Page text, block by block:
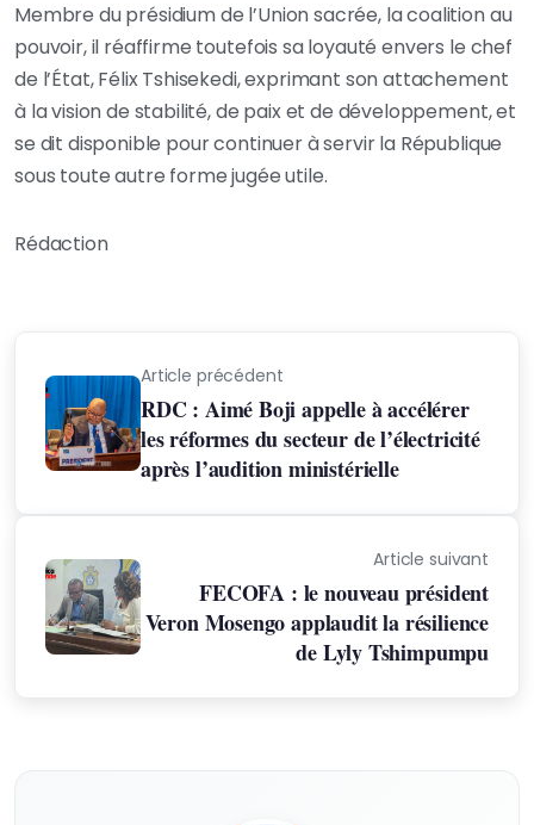
Membre du présidium de l’Union sacrée, la coalition au
pouvoir, il réaffirme toutefois sa loyauté envers le chef
de l’État, Félix Tshisekedi, exprimant son attachement
à la vision de stabilité, de paix et de développement, et
se dit disponible pour continuer à servir la République
sous toute autre forme jugée utile.
Rédaction
Article précédent
RDC : Aimé Boji appelle à accélérer
les réformes du secteur de l’électricité
après l’audition ministérielle
Article suivant
FECOFA : le nouveau président
Veron Mosengo applaudit la résilience
de Lyly Tshimpumpu